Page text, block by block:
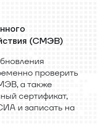
(СМЭВ)
проверить
а также
сертификат,
и записать на